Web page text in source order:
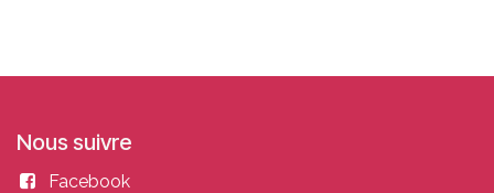
Nous suivre
Facebook